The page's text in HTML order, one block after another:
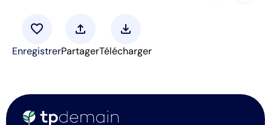
favorite
Enregistrer
upload
Partager
download
Télécharger